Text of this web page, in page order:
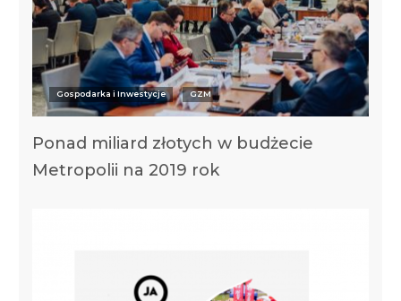
Gospodarka i Inwestycje GZM
Ponad miliard złotych w budżecie
Metropolii na 2019 rok